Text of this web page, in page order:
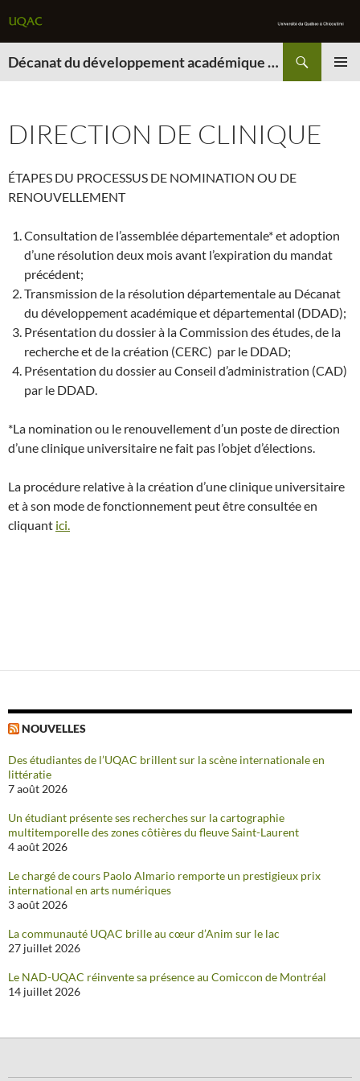
Décanat du développement académique et départemental
DIRECTION DE CLINIQUE
ÉTAPES DU PROCESSUS DE NOMINATION OU DE
RENOUVELLEMENT
Consultation de l’assemblée départementale* et adoption
d’une résolution deux mois avant l’expiration du mandat
précédent;
Transmission de la résolution départementale au Décanat
du développement académique et départemental (DDAD);
Présentation du dossier à la Commission des études, de la
recherche et de la création (CERC) par le DDAD;
Présentation du dossier au Conseil d’administration (CAD)
par le DDAD.
*La nomination ou le renouvellement d’un poste de direction
d’une clinique universitaire ne fait pas l’objet d’élections.
La procédure relative à la création d’une clinique universitaire
et à son mode de fonctionnement peut être consultée en
cliquant ici.
NOUVELLES
Des étudiantes de l’UQAC brillent sur la scène internationale en
littératie
7 août 2026
Un étudiant présente ses recherches sur la cartographie
multitemporelle des zones côtières du fleuve Saint-Laurent
4 août 2026
Le chargé de cours Paolo Almario remporte un prestigieux prix
international en arts numériques
3 août 2026
La communauté UQAC brille au cœur d’Anim sur le lac
27 juillet 2026
Le NAD-UQAC réinvente sa présence au Comiccon de Montréal
14 juillet 2026